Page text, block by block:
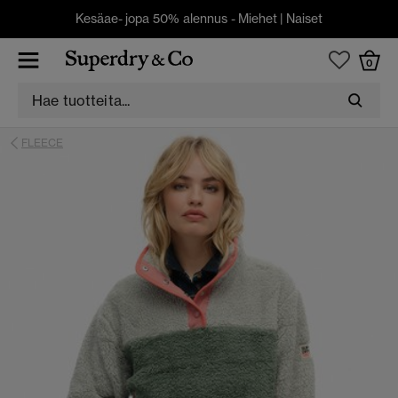
Kesäae- jopa 50% alennus - Miehet | Naiset
0
FLEECE